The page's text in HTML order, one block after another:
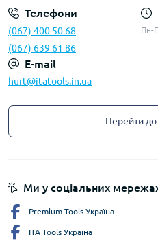
Телефони
(067) 400 50 68
(067) 639 61 86
Пн-
E-mail
hurt@itatools.in.ua
Перейти до
Ми у соціальних
Premium Tools Україна
ITA Tools Україна